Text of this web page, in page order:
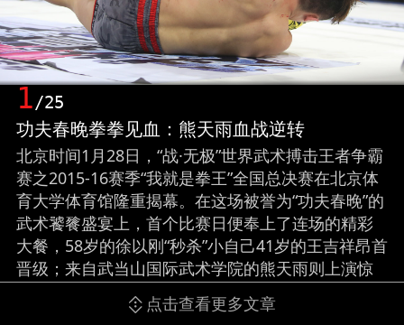
1/25
功夫春晚拳拳见血：熊天雨血战逆转
北京时间1月28日，“战·无极”世界武术搏击王者争霸
赛之2015-16赛季“我就是拳王”全国总决赛在北京体
育大学体育馆隆重揭幕。在这场被誉为“功夫春晚”的
武术饕餮盛宴上，首个比赛日便奉上了连场的精彩
大餐，58岁的徐以刚“秒杀”小自己41岁的王吉祥昂首
晋级；来自武当山国际武术学院的熊天雨则上演惊
天大逆转淘汰吕林慧过关；丁朝虎尽管被淘汰却打
出血性虽败犹荣；“IT工程师”侯磊与王兴铎的对决打
点击查看更多文章